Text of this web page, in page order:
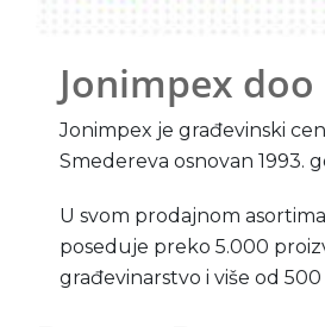
Jonimpex doo
Jonimpex je građevinski
Smedereva osnovan 1993.
U svom prodajnom
poseduje preko 5.000
građevinarstvo i više od